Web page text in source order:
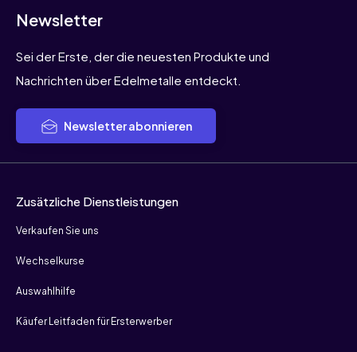
Newsletter
Sei der Erste, der die neuesten Produkte und
Nachrichten über Edelmetalle entdeckt.
Newsletter abonnieren
Zusätzliche Dienstleistungen
Verkaufen Sie uns
Wechselkurse
Auswahlhilfe
Käufer Leitfaden für Ersterwerber